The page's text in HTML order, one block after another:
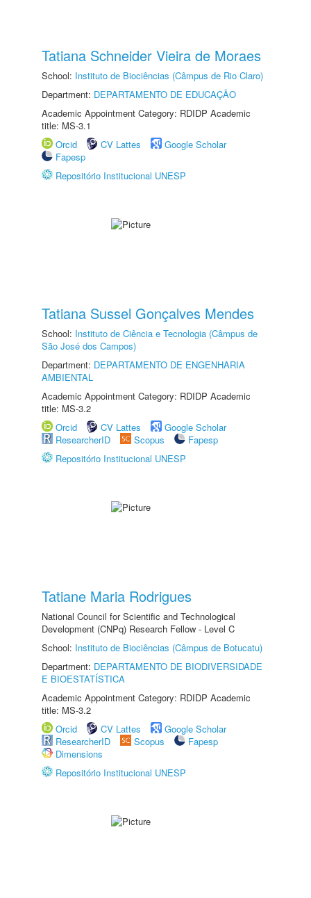
Tatiana Schneider Vieira de Moraes
School: Instituto de Biociências (Câmpus de Rio Claro)
Department: DEPARTAMENTO DE EDUCAÇÃO
Academic Appointment Category: RDIDP Academic
title: MS-3.1
Orcid
CV Lattes
Google Scholar
Fapesp
Repositório Institucional UNESP
Tatiana Sussel Gonçalves Mendes
School: Instituto de Ciência e Tecnologia (Câmpus de
São José dos Campos)
Department: DEPARTAMENTO DE ENGENHARIA
AMBIENTAL
Academic Appointment Category: RDIDP Academic
title: MS-3.2
Orcid
CV Lattes
Google Scholar
ResearcherID
Scopus
Fapesp
Repositório Institucional UNESP
Tatiane Maria Rodrigues
National Council for Scientific and Technological
Development (CNPq) Research Fellow - Level C
School: Instituto de Biociências (Câmpus de Botucatu)
Department: DEPARTAMENTO DE BIODIVERSIDADE
E BIOESTATÍSTICA
Academic Appointment Category: RDIDP Academic
title: MS-3.2
Orcid
CV Lattes
Google Scholar
ResearcherID
Scopus
Fapesp
Dimensions
Repositório Institucional UNESP